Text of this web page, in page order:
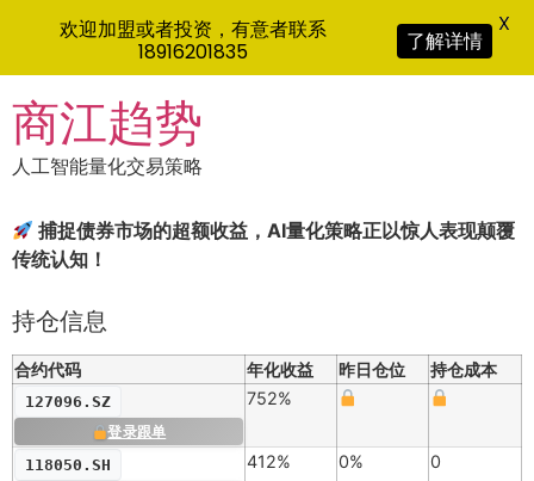
to
content
商江趋势
人工智能量化交易策略
捕捉债券市场的超额收益，AI量化策略正以惊人表现颠覆
传统认知！
持仓信息
合约代码 年化收益 昨日仓位 持仓成本
127096.SZ
登录跟单
752%
118050.SH
412% 0% 0
欢迎加盟或者投资，有意者联系
18916201835
了解详情
X